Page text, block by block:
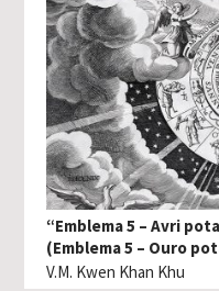
“Emblema 5 – Avri
(Emblema 5 – Ouro
V.M. Kwen Khan Khu